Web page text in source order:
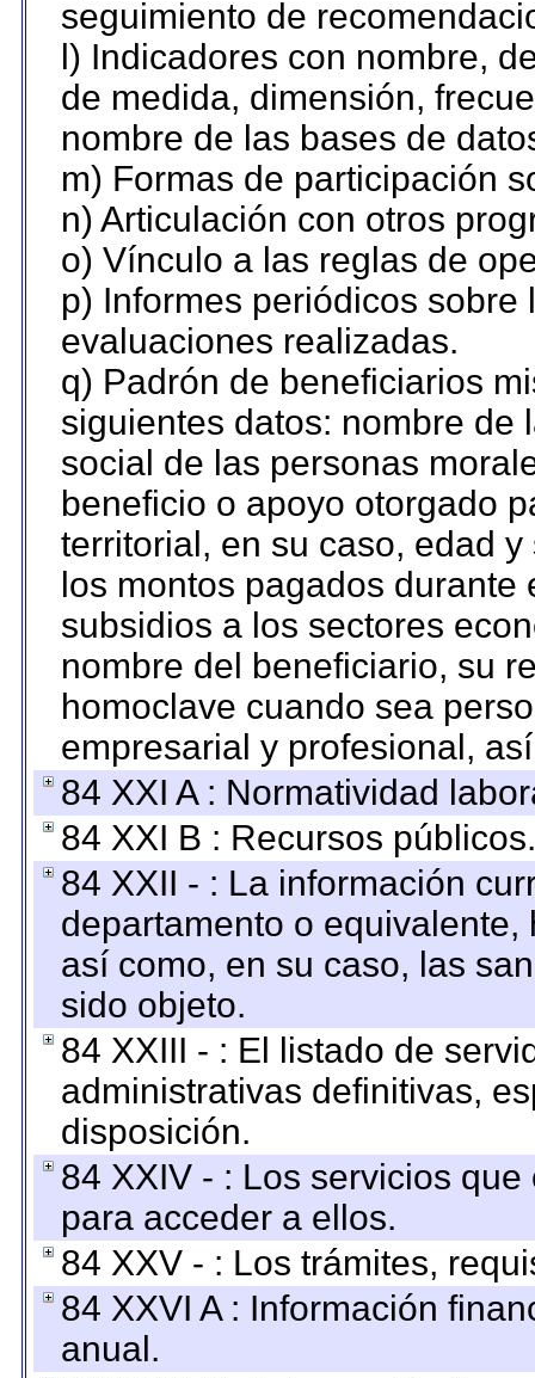
seguimiento de
l) Indicadores con nombre,
de medida, dimensión,
nombre de las bases de
m) Formas de participación
n) Articulación con otros
o) Vínculo a las reglas de
p) Informes periódicos
evaluaciones realizadas.
q) Padrón de beneficiarios
siguientes datos: nombre de
social de las personas
beneficio o apoyo otorgado
territorial, en su caso, edad
los montos pagados
subsidios a los sectores
nombre del beneficiario, su
homoclave cuando sea
empresarial y profesional,
84 XXI A : Normatividad
84 XXI B : Recursos públicos.
84 XXII - : La información
departamento o
así como, en su caso, las
sido objeto.
84 XXIII - : El listado de
administrativas definitivas,
disposición.
84 XXIV - : Los servicios
para acceder a ellos.
84 XXV - : Los trámites,
84 XXVI A : Información
anual.